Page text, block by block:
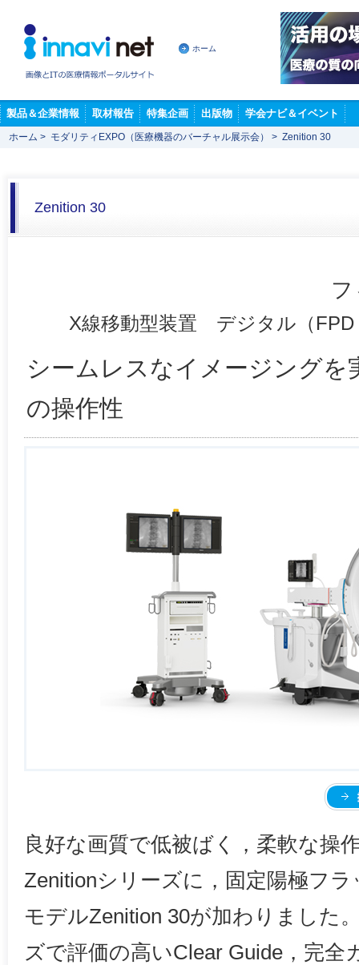
ホーム
製品＆企業情報 取材報告 特集企画 出版物 学会ナビ＆イベント
ホーム > モダリティEXPO（医療機器のバーチャル展示会） > Zenition 30
Zenition 30
X線移動型装置 デジタル（FPD
シームレスなイメージングを
の操作性
良好な画質で低被ばく，柔軟な操
Zenitionシリーズに，固定陽極フ
モデルZenition 30が加わりました
ズで評価の高いClear Guide，完